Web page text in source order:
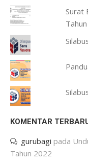
Surat
KOMENTAR
gurubagi pada
Tahun 2022